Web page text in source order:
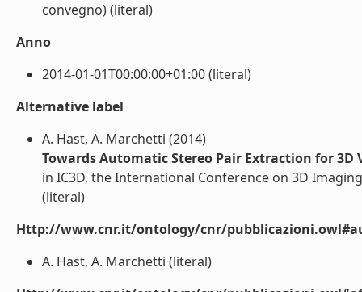
convegno) (literal)
Anno
2014-01-01T00:00:00+01:00 (literal)
Alternative label
A. Hast, A. Marchetti (2014)
Towards Automatic Stereo Pair Extraction for
in IC3D, the International Conference on 3D
(literal)
Http://www.cnr.it/ontology/cnr/
A. Hast, A. Marchetti (literal)